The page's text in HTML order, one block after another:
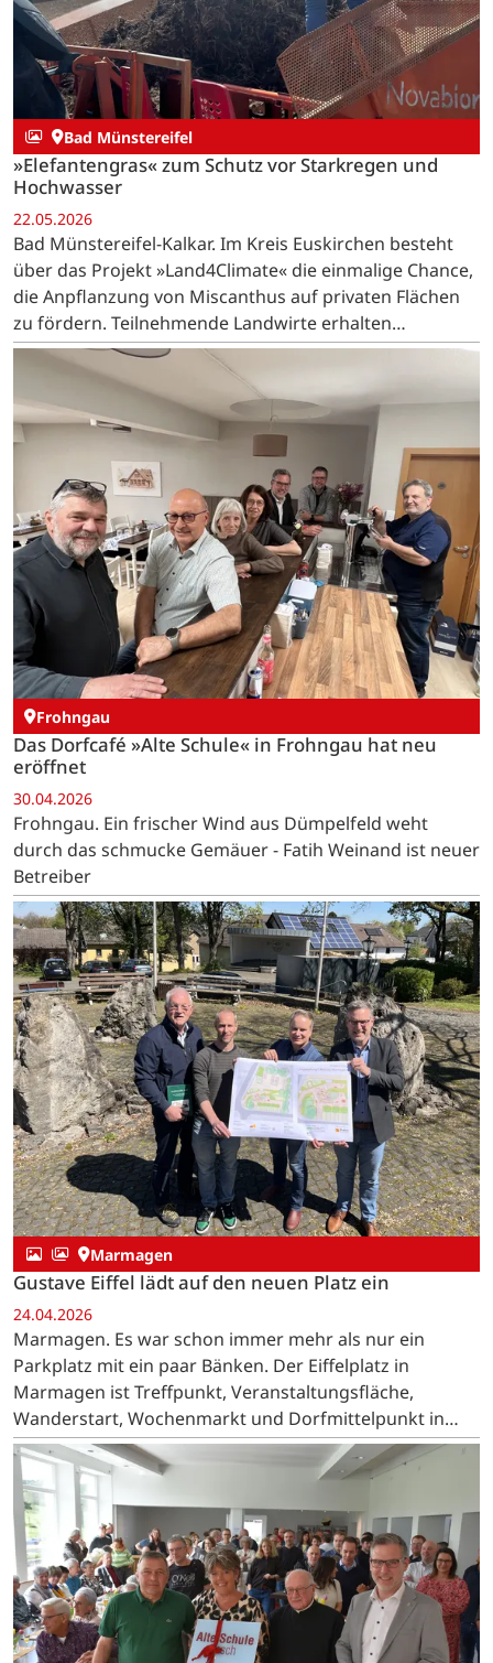
Bad Münstereifel
»Elefantengras« zum Schutz vor Starkregen und
Hochwasser
22.05.2026
Bad Münstereifel-Kalkar. Im Kreis Euskirchen besteht
über das Projekt »Land4Climate« die einmalige Chance,
die Anpflanzung von Miscanthus auf privaten Flächen
zu fördern. Teilnehmende Landwirte erhalten
Unterstützung bei Pflanzung und Pflege, verpflichten
Frohngau
Das Dorfcafé »Alte Schule« in Frohngau hat neu
eröffnet
30.04.2026
Frohngau. Ein frischer Wind aus Dümpelfeld weht
durch das schmucke Gemäuer - Fatih Weinand ist neuer
Betreiber
Marmagen
Gustave Eiffel lädt auf den neuen Platz ein
24.04.2026
Marmagen. Es war schon immer mehr als nur ein
Parkplatz mit ein paar Bänken. Der Eiffelplatz in
Marmagen ist Treffpunkt, Veranstaltungsfläche,
Wanderstart, Wochenmarkt und Dorfmittelpunkt in
einem.